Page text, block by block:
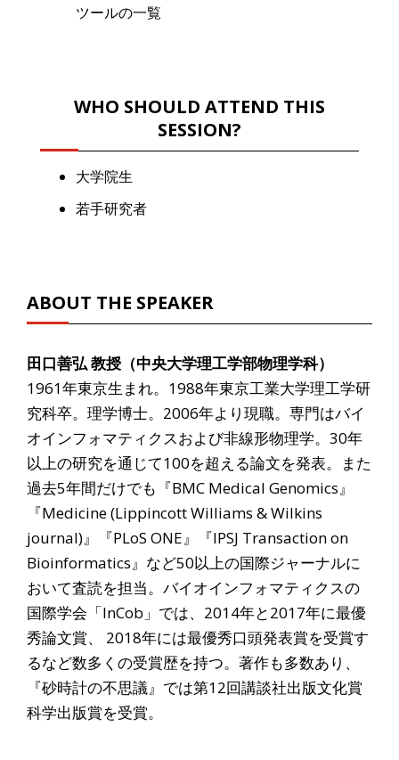
ツールの一覧
WHO SHOULD ATTEND THIS
SESSION?
大学院生
若手研究者
ABOUT THE SPEAKER
田口善弘 教授（中央大学理工学部物理学科）
1961年東京生まれ。1988年東京工業大学理工学研
究科卒。理学博士。2006年より現職。専門はバイ
オインフォマティクスおよび非線形物理学。30年
以上の研究を通じて100を超える論文を発表。また
過去5年間だけでも『BMC Medical Genomics』
『Medicine (Lippincott Williams & Wilkins
journal)』『PLoS ONE』『IPSJ Transaction on
Bioinformatics』など50以上の国際ジャーナルに
おいて査読を担当。バイオインフォマティクスの
国際学会「InCob」では、2014年と2017年に最優
秀論文賞、 2018年には最優秀口頭発表賞を受賞す
るなど数多くの受賞歴を持つ。著作も多数あり、
『砂時計の不思議』では第12回講談社出版文化賞
科学出版賞を受賞。